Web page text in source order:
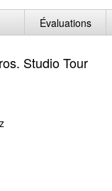
Évaluations
Studio Tour